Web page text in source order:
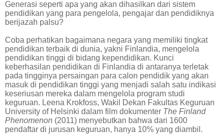
Generasi seperti apa yang akan dihasilkan dari sistem
pendidikan yang para pengelola, pengajar dan pendidiknya
berijazah palsu?
Coba perhatikan bagaimana negara yang memiliki tingkat
pendidikan terbaik di dunia, yakni Finlandia, mengelola
pendidikan tinggi di bidang kependidikan. Kunci
keberhasilan pendidikan di Finlandia di antaranya terletak
pada tingginya persaingan para calon pendidik yang akan
masuk di pendidikan tinggi yang menjadi salah satu indikasi
keseriusan mereka dalam mengelola program studi
keguruan. Leena Krokfoss, Wakil Dekan Fakultas Keguruan
University of Helsinki dalam film dokumenter The Finland
Phenomenon (2011) menyebutkan bahwa dari 1600
pendaftar di jurusan keguruan, hanya 10% yang diambil.